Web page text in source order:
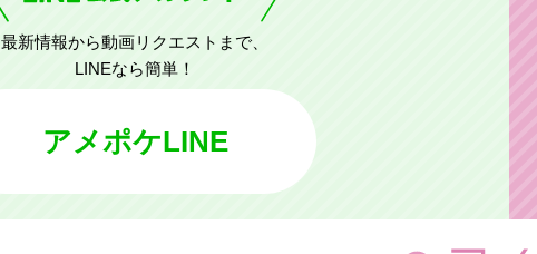
最新情報から動画リクエストまで、
LINEなら簡単！
アメポケLINE